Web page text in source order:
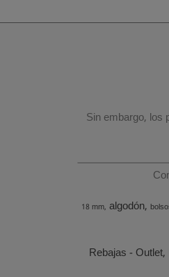
Sin embargo, los
18 mm algodón
Rebajas - Outlet